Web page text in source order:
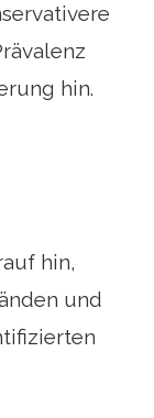
hin.
hin,
und